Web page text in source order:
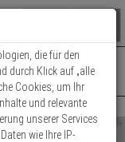
momentan leer.
Fertig
8:00 - 14:00 Uhr
die für den
durch Klick auf „alle
Cookies, um Ihr
und relevante
unserer Services
wie Ihre IP-